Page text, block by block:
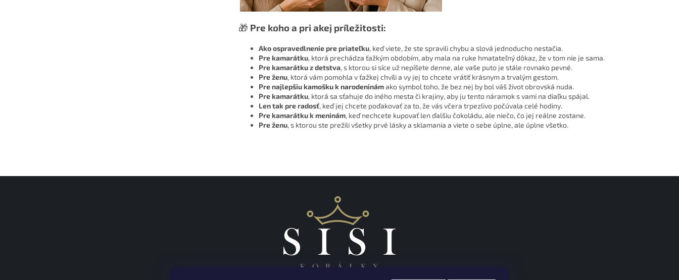
🎁 Pre koho a pri akej príležitosti:
Ako ospravedlnenie pre priateľku, keď viete, že ste spravili chybu a slová jednoducho nestačia.
Pre kamarátku, ktorá prechádza ťažkým obdobím, aby mala na ruke hmatateľný dôkaz, že v tom nie je sama.
Pre kamarátku z detstva, s ktorou si síce už nepíšete denne, ale vaše puto je stále rovnako pevné.
Pre ženu, ktorá vám pomohla v ťažkej chvíli a vy jej to chcete vrátiť krásnym a trvalým gestom.
Pre najlepšiu kamošku k narodeninámako symbol toho, že bez nej by bol váš život obrovská nuda.
Pre kamarátku, ktorá sa sťahuje do iného mesta či krajiny, aby ju tento náramok s vami na diaľku spájal.
Len tak pre radosť, keď jej chcete poďakovať za to, že vás včera trpezlivo počúvala celé hodiny.
Pre kamarátku k meninám, keď nechcete kupovať len ďalšiu čokoládu, ale niečo, čo jej reálne zostane.
Pre ženu, s ktorou ste prežili všetky prvé lásky a sklamania a viete o sebe úplne, ale úplne všetko.